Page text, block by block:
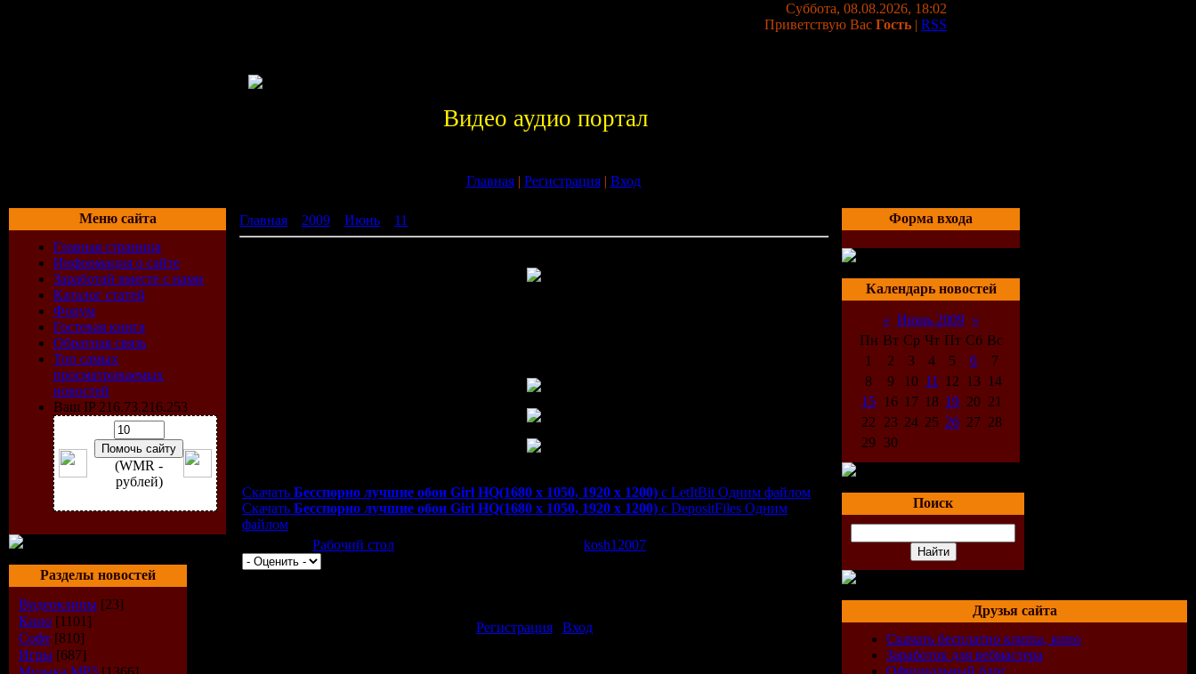
Суббота, 08.08.2026, 18:02
Приветствую Вас Гость | RSS
Видео аудио портал
Главная| Регистрация| Вход
Меню сайта
Главная страница
Информация о сайте
Заработай вместе с нами
Каталог статей
Форум
Гостевая книга
Обратная связь
Топ самых
просматриваемых
новостей
Ваш IP 216.73.216.253
(WMR -
рублей)
Разделы новостей
Видеоклипы [23]
Кино [1101]
Софт [810]
Игры [687]
Главная 2009 Июнь 11
Скачать Бесспорно лучшие обои Girl HQ(1680 x 1050, 1920 x 1200) с LetItBit Одним файлом
Скачать Бесспорно лучшие обои Girl HQ(1680 x 1050, 1920 x 1200) с DepositFiles Одним
файлом
Рабочий стол kosh12007
Регистрация| Вход]
Форма входа
Календарь новостей
« Июнь 2009 »
Пн Вт Ср Чт Пт Сб Вс
1
2 3 4 5 6
7
8
9 10 11 12 13 14
15
16 17 18 19 20 21
22
23 24 25 26 27 28
29 30
Поиск
Друзья сайта
Скачать бесплатно клипы, кино
Заработок для вебмастера
Официальный блог